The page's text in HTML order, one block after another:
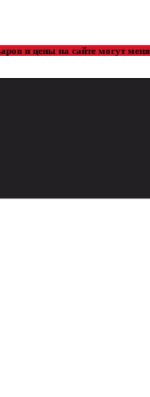
и цены на сайте могут